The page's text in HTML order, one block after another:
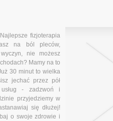
fizjoterapia
na ból pleców,
nie możesz
Mamy na to
30 minut to wielka
jechać przez pół
- zadzwoń i
przyjedziemy w
się dłużej!
o swoje zdrowie i